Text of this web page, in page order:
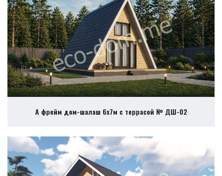
А фрейм дом-шалаш 6х7м с террасой № ДШ-02